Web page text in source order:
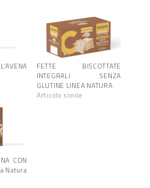
FETTE BISCOTTATE
INTEGRALI SENZA
GLUTINE LINEA NATURA
Articolo simile
CON
Natura